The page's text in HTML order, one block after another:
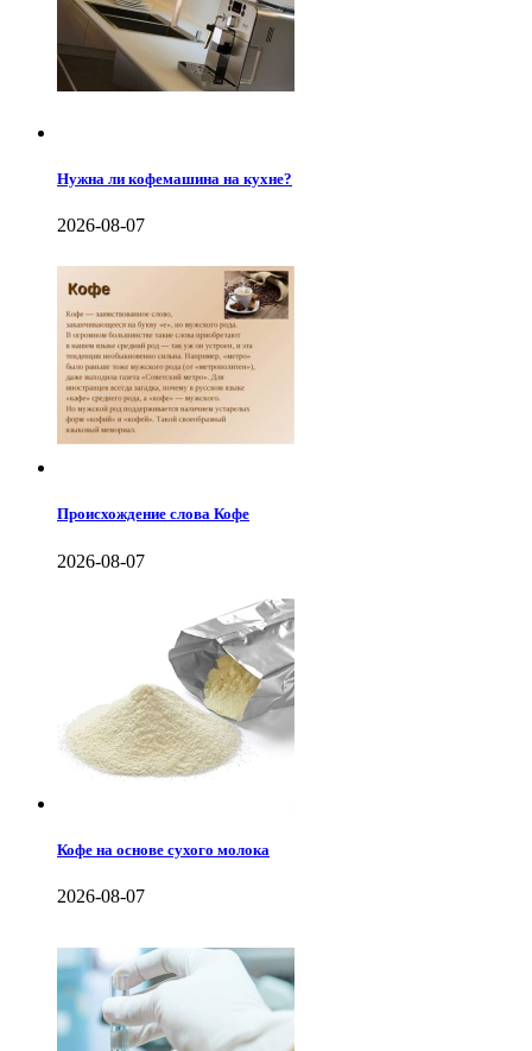
Нужна ли кофемашина на кухне?
2026-08-07
Происхождение слова Кофе
2026-08-07
Кофе на основе сухого молока
2026-08-07